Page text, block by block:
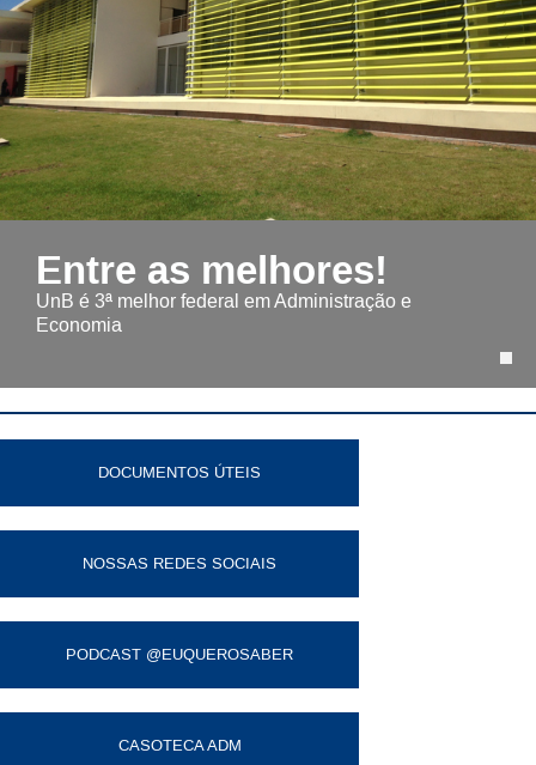
Entre as melhores!
UnB é 3ª melhor federal em Administração e
Economia
DOCUMENTOS ÚTEIS
NOSSAS REDES SOCIAIS
PODCAST @EUQUEROSABER
CASOTECA ADM